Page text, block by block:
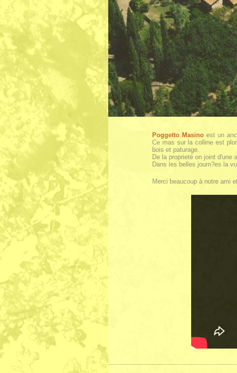
Poggetto Masinoest un
Ce mas sur la colline est
bois et paturage.
De la proprieté on joint d'une
Dans les belles journ?es la
Merci beaucoup à notre ami